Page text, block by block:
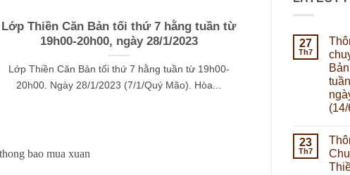
Lớp Thiền Căn Bản tối thứ 7 hằng tuần từ
19h00-20h00, ngày 28/1/2023
Lớp Thiền Căn Bản tối thứ 7 hằng tuần từ 19h00-
20h00. Ngày 28/1/2023 (7/1/Quý Mão). Hòa...
27
Th7
bình
luận
ở
Thông
23
Th7